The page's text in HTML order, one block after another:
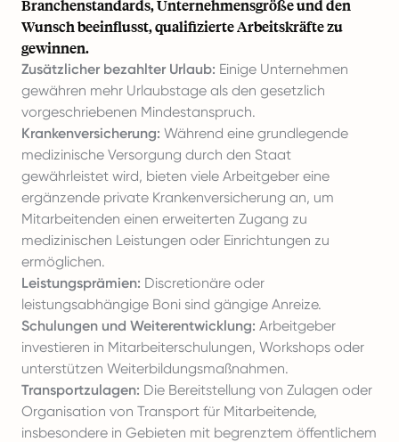
Branchenstandards, Unternehmensgröße und den
Wunsch beeinflusst, qualifizierte Arbeitskräfte zu
gewinnen.
Zusätzlicher bezahlter Urlaub: Einige Unternehmen
gewähren mehr Urlaubstage als den gesetzlich
vorgeschriebenen Mindestanspruch.
Krankenversicherung: Während eine grundlegende
medizinische Versorgung durch den Staat
gewährleistet wird, bieten viele Arbeitgeber eine
ergänzende private Krankenversicherung an, um
Mitarbeitenden einen erweiterten Zugang zu
medizinischen Leistungen oder Einrichtungen zu
ermöglichen.
Leistungsprämien: Discretionäre oder
leistungsabhängige Boni sind gängige Anreize.
Schulungen und Weiterentwicklung: Arbeitgeber
investieren in Mitarbeiterschulungen, Workshops oder
unterstützen Weiterbildungsmaßnahmen.
Transportzulagen: Die Bereitstellung von Zulagen oder
Organisation von Transport für Mitarbeitende,
insbesondere in Gebieten mit begrenztem öffentlichem